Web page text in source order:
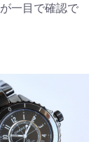
一目で確認で